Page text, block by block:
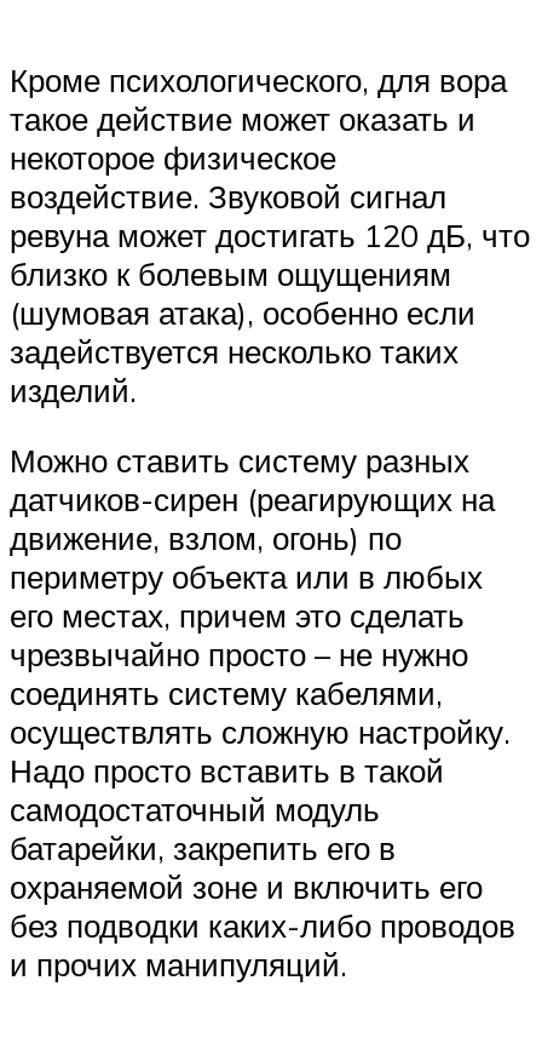
Кроме психологического, для вора
такое действие может оказать и
некоторое физическое
воздействие. Звуковой сигнал
ревуна может достигать 120 дБ, что
близко к болевым ощущениям
(шумовая атака), особенно если
задействуется несколько таких
изделий.
Можно ставить систему разных
датчиков-сирен (реагирующих на
движение, взлом, огонь) по
периметру объекта или в любых
его местах, причем это сделать
чрезвычайно просто – не нужно
соединять систему кабелями,
осуществлять сложную настройку.
Надо просто вставить в такой
самодостаточный модуль
батарейки, закрепить его в
охраняемой зоне и включить его
без подводки каких-либо проводов
и прочих манипуляций.